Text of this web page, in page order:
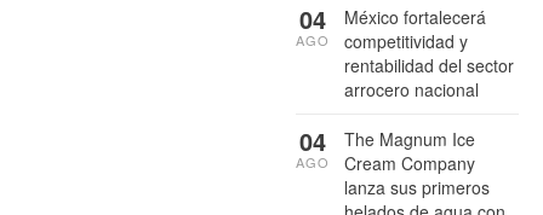
México fortalecerá
competitividad y
rentabilidad del sector
arrocero nacional
04
AGO
The Magnum Ice
Cream Company
lanza sus primeros
04
AGO